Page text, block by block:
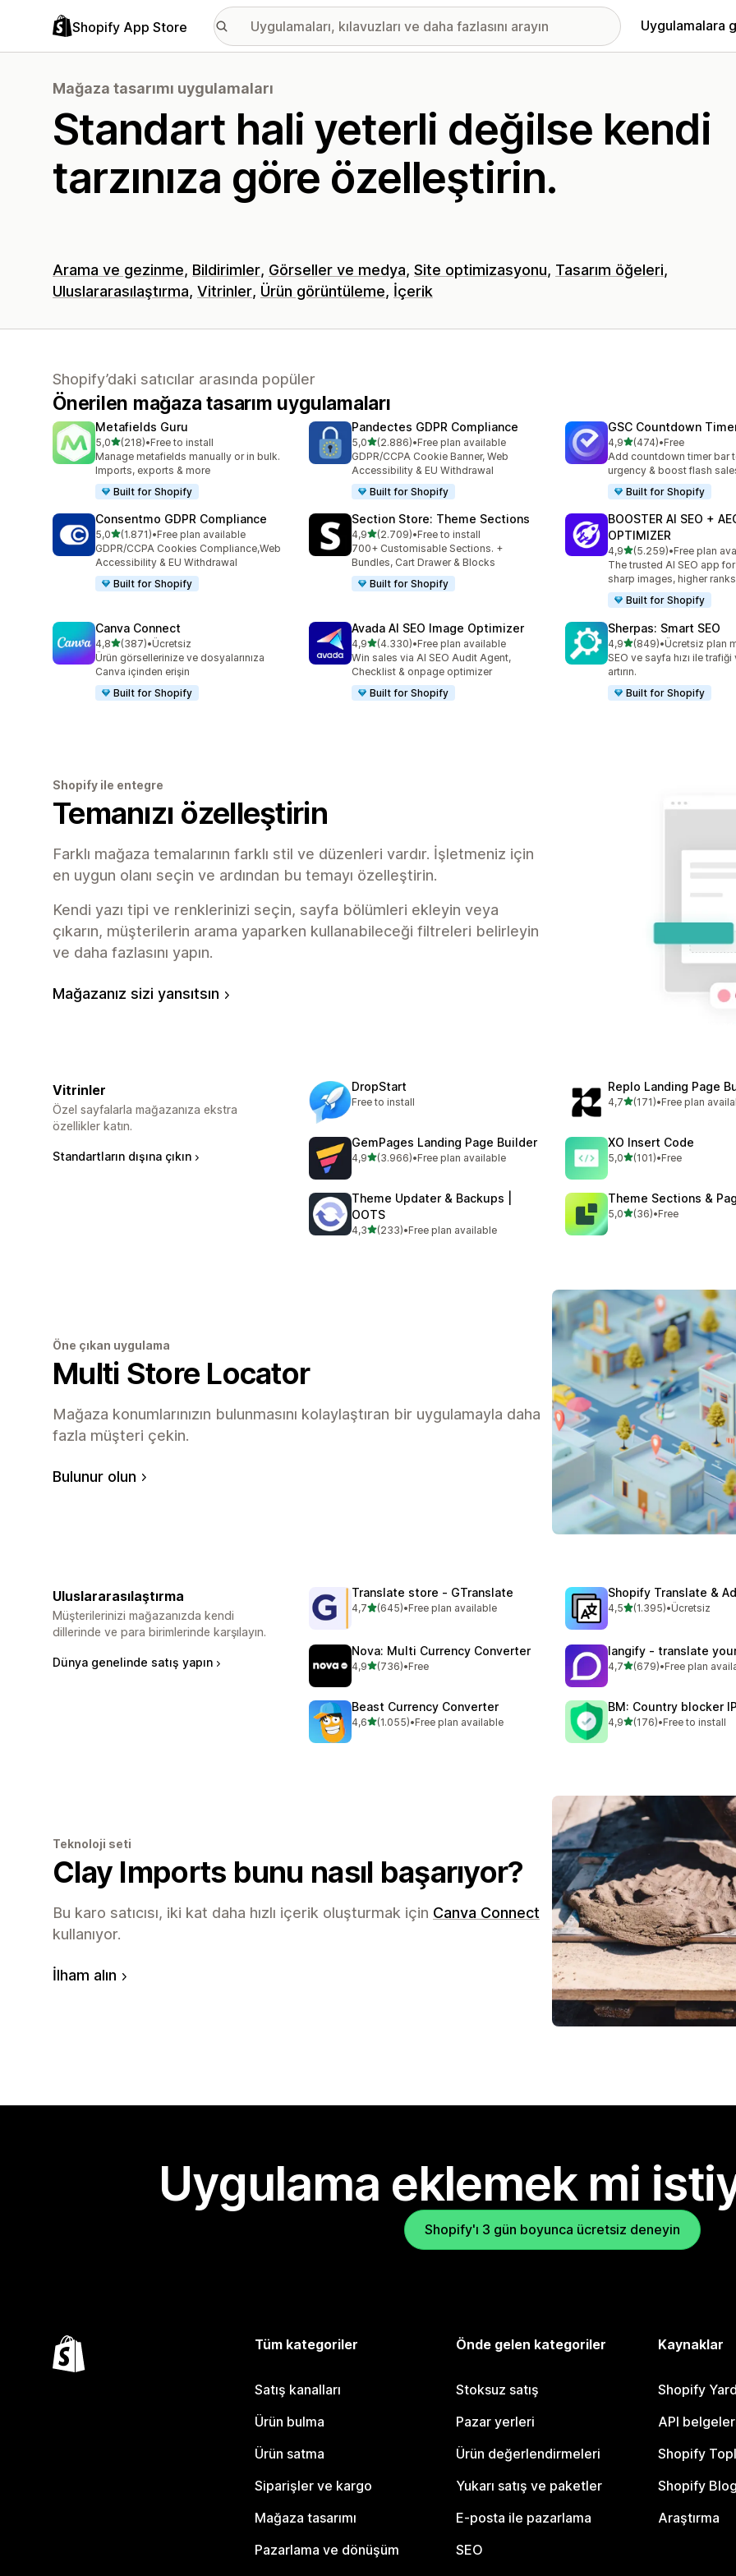
Shopify App Store Uygulamalara
Mağaza tasarımı uygulamaları
Standart hali yeterli değilse kendi
tarzınıza göre özelleştirin.
Arama ve gezinme Bildirimler Görseller ve medya Site optimizasyonu Tasarım öğeleri
Uluslararasılaştırma Vitrinler Ürün görüntüleme İçerik
Shopify’daki satıcılar arasında popüler
Önerilen mağaza tasarım uygulamaları
Metafields Guru
5,05 yıldız üzerinden
(218)
toplam 218 değerlendirme
•Free to install
Manage metafields manually or in bulk.
Imports, exports & more
Built for Shopify
Pandectes GDPR Compliance
5,05 yıldız üzerinden
(2.886)
toplam 2886 değerlendirme
•Free plan available
GDPR/CCPA Cookie Banner, Web
Accessibility & EU Withdrawal
Built for Shopify
GSC Countdown
4,95 yıldız üzerinden
(474)
toplam 474 değerlendirme
•Free
Add countdown timer bar
urgency & boost flash
Built for Shopify
Consentmo GDPR Compliance
5,05 yıldız üzerinden
(1.871)
toplam 1871 değerlendirme
•Free plan available
GDPR/CCPA Cookies Compliance,Web
Accessibility & EU Withdrawal
Built for Shopify
Section Store: Theme Sections
4,95 yıldız üzerinden
(2.709)
toplam 2709 değerlendirme
•Free to install
700+ Customisable Sections. +
Bundles, Cart Drawer & Blocks
Built for Shopify
BOOSTER AI SEO +
OPTIMIZER
4,95 yıldız üzerinden
(5.259)
toplam 5259•Free plan
The trusted AI SEO app
sharp images, higher
Built for Shopify
Canva Connect
4,85 yıldız üzerinden
(387)
toplam 387 değerlendirme
•Ücretsiz
Ürün görsellerinize ve dosyalarınıza
Canva içinden erişin
Built for Shopify
Avada AI SEO Image Optimizer
4,95 yıldız üzerinden
(4.330)
toplam 4330 değerlendirme
•Free plan available
Win sales via AI SEO Audit Agent,
Checklist & onpage optimizer
Built for Shopify
Sherpas: Smart SEO
4,95 yıldız üzerinden
(849)
toplam 849 değerlendirme
•Ücretsiz plan
SEO ve sayfa hızı ile trafiği
artırın.
Built for Shopify
Shopify ile entegre
Temanızı özelleştirin
Farklı mağaza temalarının farklı stil ve düzenleri vardır. İşletmeniz için
en uygun olanı seçin ve ardından bu temayı özelleştirin.
Kendi yazı tipi ve renklerinizi seçin, sayfa bölümleri ekleyin veya
çıkarın, müşterilerin arama yaparken kullanabileceği filtreleri belirleyin
ve daha fazlasını yapın.
Mağazanız sizi yansıtsın
Vitrinler
Özel sayfalarla mağazanıza ekstra
özellikler katın.
Standartların dışına çıkın
DropStart
Free to install
Replo Landing Page
4,75 yıldız üzerinden
(171)
toplam 171 değerlendirme
•Free plan
GemPages Landing Page Builder
4,95 yıldız üzerinden
(3.966)
toplam 3966 değerlendirme
•Free plan available
XO Insert Code
5,05 yıldız üzerinden
(101)
toplam 101 değerlendirme
•Free
Theme Updater & Backups |
OOTS
4,35 yıldız üzerinden
(233)
toplam 233 değerlendirme
•Free plan available
Theme Sections &
5,05 yıldız üzerinden
(36)
toplam 36 değerlendirme
•Free
Öne çıkan uygulama
Multi Store Locator
Mağaza konumlarınızın bulunmasını kolaylaştıran bir uygulamayla daha
fazla müşteri çekin.
Bulunur olun
Uluslararasılaştırma
Müşterilerinizi mağazanızda kendi
dillerinde ve para birimlerinde karşılayın.
Dünya genelinde satış yapın
Translate store ‑ GTranslate
4,75 yıldız üzerinden
(645)
toplam 645 değerlendirme
•Free plan available
Shopify Translate &
4,55 yıldız üzerinden
(1.395)
toplam 1395 değerlendirme
•Ücretsiz
Nova: Multi Currency Converter
4,95 yıldız üzerinden
(736)
toplam 736 değerlendirme
•Free
langify ‑ translate
4,75 yıldız üzerinden
(679)
toplam 679 değerlendirme
•Free plan
Beast Currency Converter
4,65 yıldız üzerinden
(1.055)
toplam 1055 değerlendirme
•Free plan available
BM: Country blocker
4,95 yıldız üzerinden
(176)
toplam 176 değerlendirme
•Free to install
Teknoloji seti
Clay Imports bunu nasıl başarıyor?
Bu karo satıcısı, iki kat daha hızlı içerik oluşturmak için Canva Connect
kullanıyor.
İlham alın
Uygulama eklemek mi
Shopify'ı 3 gün boyunca ücretsiz deneyin
Tüm kategoriler
Satış kanalları
Ürün bulma
Ürün satma
Siparişler ve kargo
Mağaza tasarımı
Pazarlama ve dönüşüm
Önde gelen kategoriler
Stoksuz satış
Pazar yerleri
Ürün değerlendirmeleri
Yukarı satış ve paketler
E-posta ile pazarlama
SEO
Kaynaklar
Shopify
API
Shopify
Shopify
Araştırma